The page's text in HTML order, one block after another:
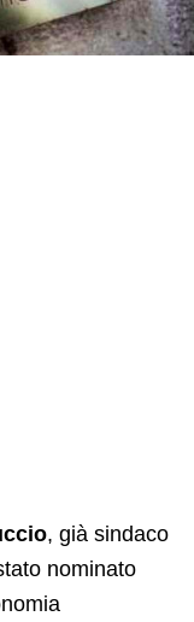
, già sindaco
nominato